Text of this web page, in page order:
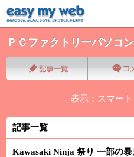
ＰＣファクトリーパソコ
表示：スマー
記事一覧
Kawasaki Ninja 祭り 一部の